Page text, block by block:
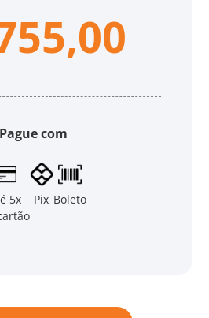
Pague com
5x
Pix Boleto